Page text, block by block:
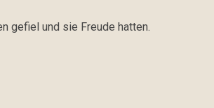
gefiel und sie Freude hatten.